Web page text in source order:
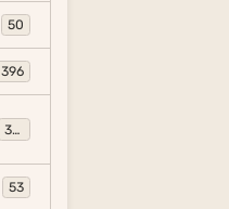
50
396
306
53